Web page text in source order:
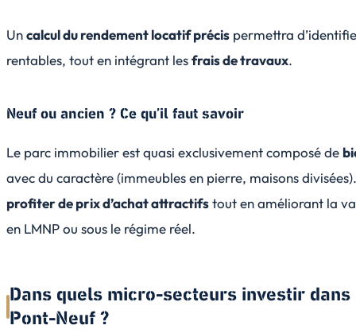
Uncalcul du rendement locatif précis permettra
rentables, tout en intégrant lesfrais de travaux.
Neuf ou ancien ? Ce qu’il faut savoir
Le parc immobilier est quasi exclusivement composé de
avec du caractère (immeubles en pierre, maisons
profiter de prix d’achat attractifstout en améliorant la
en LMNP ou sous le régime réel.
Dans quels micro-secteurs investir dans
Pont-Neuf ?